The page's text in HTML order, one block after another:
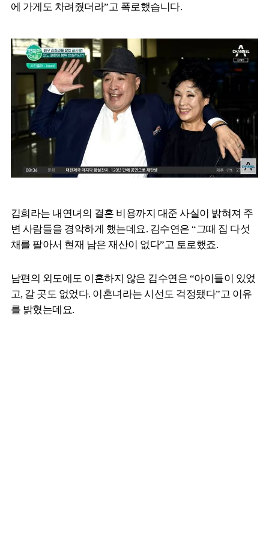
에 가게도 차려줬더라”고 폭로했습니다.
김희라는 내연녀의 결혼 비용까지 대준 사실이 밝혀져 주
변 사람들을 경악하게 했는데요. 김수연은 “그때 집 다섯
채를 팔아서 현재 남은 재산이 없다”고 토로했죠.
남편의 외도에도 이혼하지 않은 김수연은 “아이들이 있었
고, 갈 곳도 없었다. 이혼녀라는 시선도 걱정됐다”고 이유
를 밝혔는데요.